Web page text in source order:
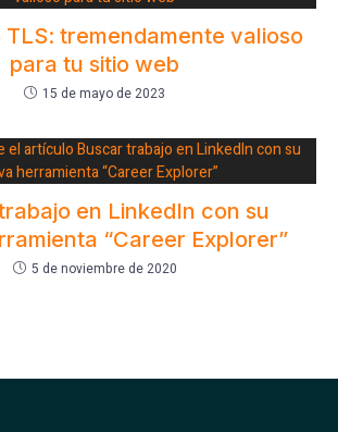
tremendamente valioso
para tu sitio web
15 de mayo de 2023
en LinkedIn con su
“Career Explorer”
5 de noviembre de 2020